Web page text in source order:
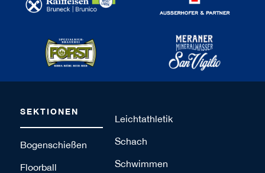
SEKTIONEN
Bogenschießen
Floorball
Leichtathletik
Schach
Schwimmen